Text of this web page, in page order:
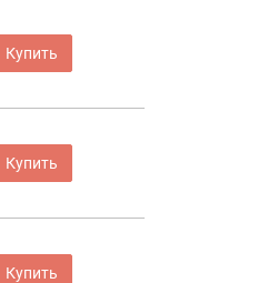
Купить
Купить
Купить